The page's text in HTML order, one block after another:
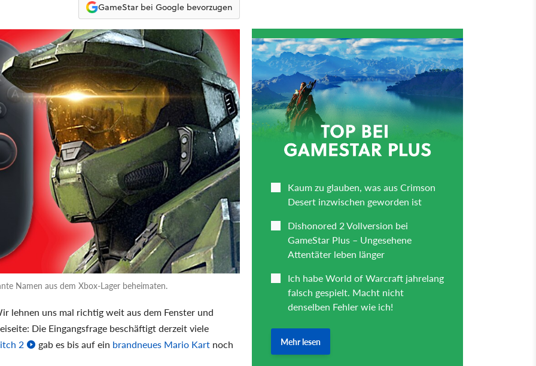
GameStar bei Google bevorzugen
Namen aus dem Xbox-Lager beheimaten.
lehnen uns mal richtig weit aus dem Fenster und
Die Eingangsfrage beschäftigt derzeit viele
2
gab es bis auf ein brandneues Mario Kart noch